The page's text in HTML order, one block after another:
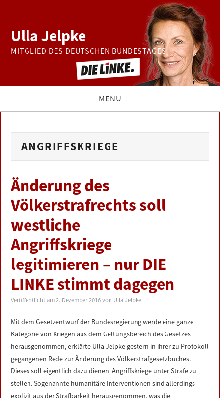
Ulla Jelpke
MITGLIED DES DEUTSCHEN BUNDESTAGES
MENU
BUNDESTAG
PRESSE
ZUR PERSON
LINKS
DATENSCHUTZERKLÄRUNG
IMPRESSUM
ANGRIFFSKRIEGE
Änderung des
Völkerstrafrechts soll
westliche
Angriffskriege
legitimieren – nur DIE
LINKE stimmt dagegen
Veröffentlicht am2. Dezember 2016 von Ulla Jelpke
Mit dem Gesetzentwurf der Bundesregierung werde eine ganze
Kategorie von Kriegen aus dem Geltungsbereich des Gesetzes
herausgenommen, erklärte Ulla Jelpke gestern in ihrer zu Protokoll
gegangenen Rede zur Änderung des Völkerstrafgesetzbuches.
Dieses soll eigentlich dazu dienen, Angriffskriege unter Strafe zu
stellen. Sogenannte humanitäre Interventionen sind allerdings
explizit aus der Strafbarkeit herausgenommen, was die